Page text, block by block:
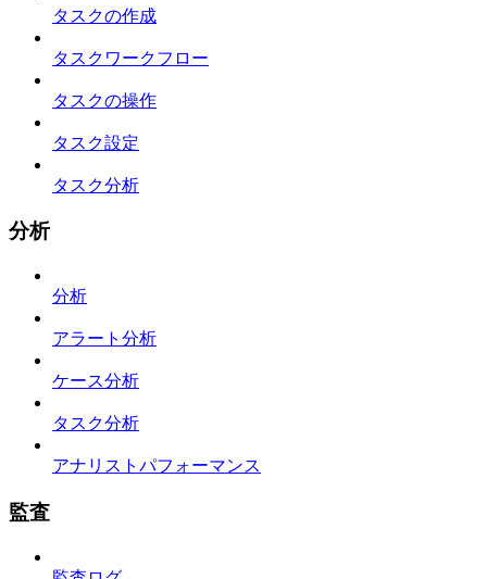
タスクの作成
タスクワークフロー
タスクの操作
タスク設定
タスク分析
分析
分析
アラート分析
ケース分析
タスク分析
アナリストパフォーマンス
監査